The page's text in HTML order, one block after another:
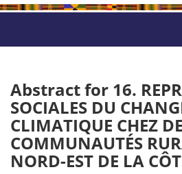
Abstract for 16.
SOCIALES DU
CLIMATIQUE CHEZ
COMMUNAUTÉS
NORD-EST DE LA